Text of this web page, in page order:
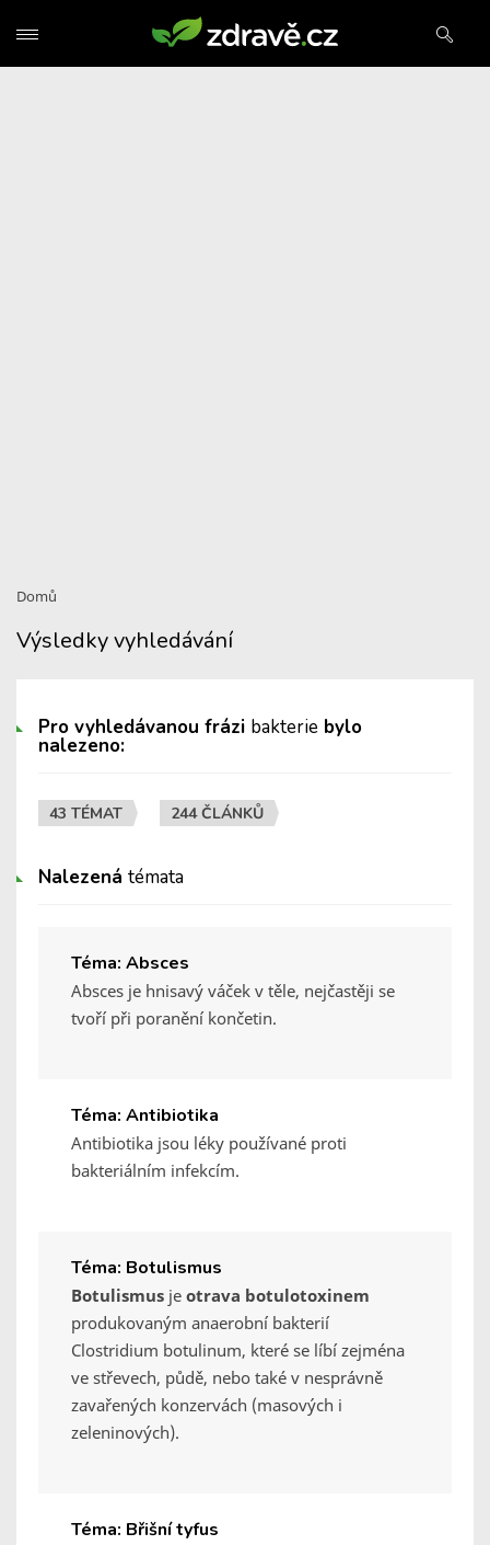
Domů
Výsledky vyhledávání
Pro vyhledávanou frázi bakterie bylo
nalezeno:
43 TÉMAT 244 ČLÁNKŮ
Nalezená témata
Téma: Absces
Absces je hnisavý váček v těle, nejčastěji se
tvoří při poranění končetin.
Téma: Antibiotika
Antibiotika jsou léky používané proti
bakteriálním infekcím.
Téma: Botulismus
Botulismus je otrava botulotoxinem
produkovaným anaerobní bakterií
Clostridium botulinum, které se líbí zejména
ve střevech, půdě, nebo také v nesprávně
zavařených konzervách (masových i
zeleninových).
Téma: Břišní tyfus